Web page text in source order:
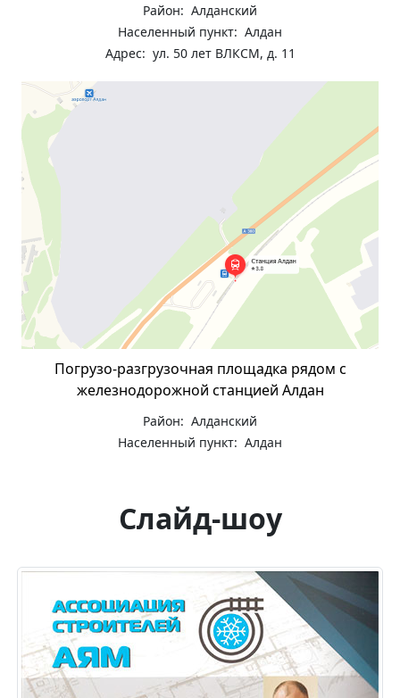
Район: Алданский
Населенный пункт: Алдан
Адрес: ул. 50 лет ВЛКСМ, д. 11
Погрузо-разгрузочная площадка рядом с
железнодорожной станцией Алдан
Район: Алданский
Населенный пункт: Алдан
Слайд-шоу